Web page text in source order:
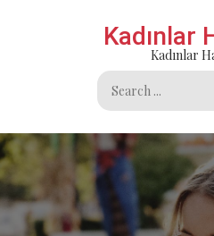
Kadınlar
Kadınlar
Search
for: